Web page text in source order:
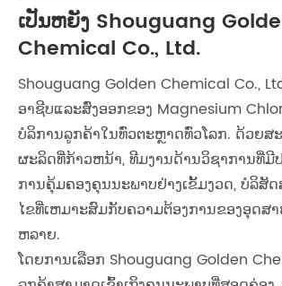
ເປັນຫຍັງ Shouguang
Chemical Co., Ltd.
Shouguang Golden Chemical Co.,
ອາຊີບແລະສົ່ງອອກຂອງ Magnesium
ບໍລິການລູກຄ້າໃນທົ່ວຕະຫຼາດທົ່ວໂລກ. ດ້ວຍສ
ຜະລິດທີ່ກ້າວຫນ້າ, ທີມງານດ້ານວິຊາການທີ່ມີ
ການຄຸ້ມຄອງຄຸນນະພາບຢ່າງເຂັ້ມງວດ, ບໍລິສັ
ໄຂທີ່ເຫມາະສົມກັບຄວາມຕ້ອງການຂອງອຸດສ
ຫລາຍ.
ໂດຍການເລືອກ Shouguang Golden